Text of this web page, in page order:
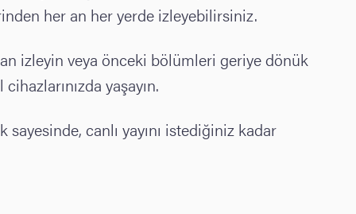
her an her yerde izleyebilirsiniz.
izleyin veya önceki bölümleri geriye dönük
yaşayın.
canlı yayını istediğiniz kadar